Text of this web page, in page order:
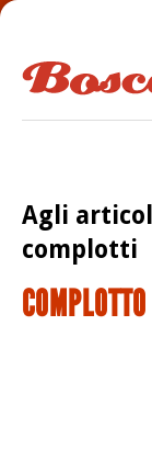
Agli
complotti